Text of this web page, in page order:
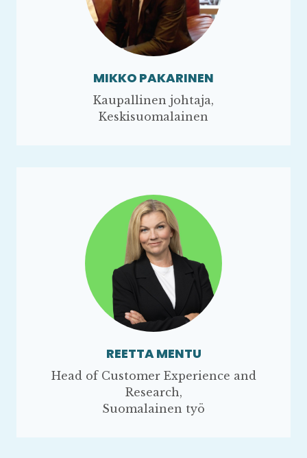
MIKKO PAKARINEN
Kaupallinen johtaja,
Keskisuomalainen
REETTA MENTU
Head of Customer Experience and
Research,
Suomalainen työ